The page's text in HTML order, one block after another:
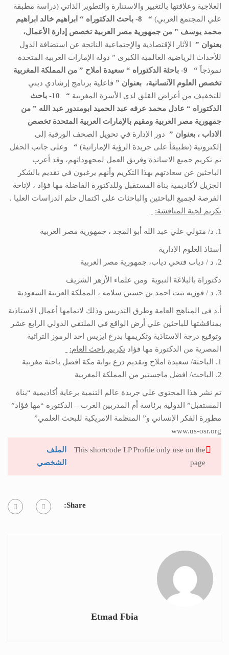
العلاجية وعلاقتها بالتغيير والاستنارة والتطوير الذاتي (دراسة مطبقة
علي المجتمع العربي) “ 8- باحث الدكتوراه “
ابراهيم خالد ابراهيم
محمد يوسف ” من جمهورية مصر العربيةتخصص إدارة الأعمال،
بعنوان ”
الآثار الإقتصادية والإجتماعية الناتجة عن استضافة الدول
للأحداث الرياضية العالمية الكبرى ” دولة الإمارات العربية المتحدة
نموذجاً “ 9- باحثة الدكتوراه “ سعيدة املاح ” من
المملكة المغربية
تخصص
العلوم الآنسانية، بعنوان ” فاعلية برنامج إرشادي ديني
للتخفيف من أعراض القلق لدى الأسرة المغربية “
10- باحث
الدكتوراه “ عادل محمد عرفه عبد الحميد ابومندور عبد الله ” من
جمهورية مصر العربية ومقيم بالإمارات العربية المتحدةتخصص
الاداب ، بعنوان ” دور الإدارة في تحويل الصحف الورقية إلى
إلكترونية (تطبيقاً على جريدة الرؤية الإماراتية) “ وعلى جانب الحفل
تم تكريم جميع الاساتذة وفريق العمل لمجهوداتهم، وقد أعرب
الباحثين عن سعادتهم بهذا التكريم وأنهم يرغبون في تقديم بالشكر
الجزيل لأكاديمية بناة المستقبل وللدكتورة الفاضلة مها فؤاد ، لإتاحة
الفرصة لجميع الباحثين والباحثات على اكتمال حلم الدراسات العليا .
تكريم لجنة المناقشة:
د/ متولي علي عبد الله أبو المجد ، جمهورية مصر العربية
أستاذ العلوم الإدارية
د / دياب فتحي دياب، جمهورية مصر العربية
دكتوراة بالبلاغة النبوية ومن علماء الأزهر الشريف
د / فوزيه بنت احمد بن حسين سلامه ، المملكة العربية السعودية
أ.د في المناهج العامة وطرق التدريس وذلك لاتمامها أعمال الاستاذية
بمناقشتها للباحثين علي أرض الواقع في الملتقي الدولي الرابع عشر
وتوقيع درجة الاستاذية وتكريمها بدرع ايزيس احد الرموز التراثية
المصرية من الدكتورة مها فؤاد تكريم باحث العام:
الباحثة/ سعيدة املاح وتقديم درع بوابة مكة افضل باحثة مغربية
الباحث/ افضل ماجستير من المملكة المغربية
تم نشر هذا المحتوي علي جريدة عالم التنمية برعاية أكاديمية “بناة
المستقبل” الدولية برئاسة أم المدربين العرب – الدكتورة “مها فؤاد”
مطورة الفكر الإنساني و” المنظمة الامريكية للبحث العلمي”
www.us-osr.org
This shortcode LP Profile only use on the
page
الملف
الشخصي
Share:
Etmad Fbia